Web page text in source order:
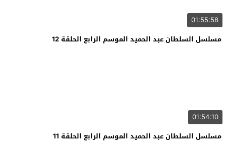
01:55:58
مسلسل السلطان عبد الحميد الموسم الرابع الحلقة 12
01:54:10
مسلسل السلطان عبد الحميد الموسم الرابع الحلقة 11